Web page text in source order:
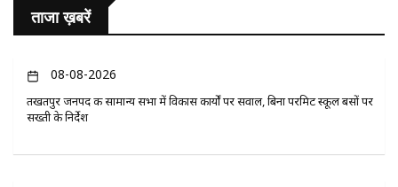
ताजा ख़बरें
08-08-2026
तखतपुर जनपद की सामान्य सभा में विकास कार्यों पर सवाल, बिना परमिट स्कूल बसों पर
सख्ती के निर्देश